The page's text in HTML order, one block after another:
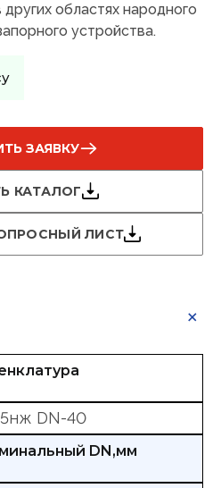
областях народного
устройства.
ЗАЯВКУ
КАТАЛОГ
ЛИСТ
DN-40
DN,мм